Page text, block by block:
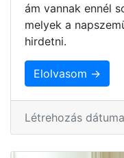
ám vannak ennél
melyek a
hirdetni.
Elolvasom →
Létrehozás